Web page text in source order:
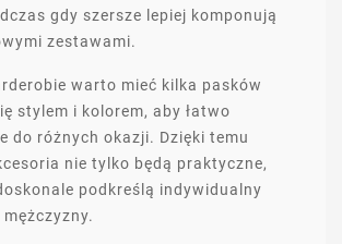
gdy szersze lepiej komponują
zestawami.
warto mieć kilka pasków
stylem i kolorem, aby łatwo
do różnych okazji. Dzięki temu
nie tylko będą praktyczne,
podkreślą indywidualny